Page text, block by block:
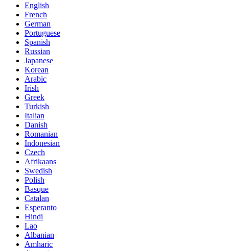
English
French
German
Portuguese
Spanish
Russian
Japanese
Korean
Arabic
Irish
Greek
Turkish
Italian
Danish
Romanian
Indonesian
Czech
Afrikaans
Swedish
Polish
Basque
Catalan
Esperanto
Hindi
Lao
Albanian
Amharic